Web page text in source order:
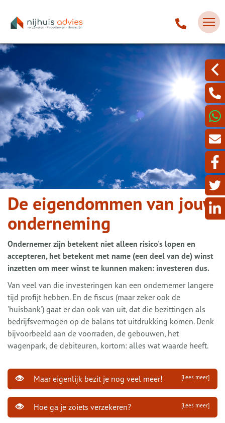
De eigendommen van jouw
onderneming
Ondernemer zijn betekent niet alleen risico's lopen en
accepteren, het betekent met name (een deel van de) winst
inzetten om meer winst te kunnen maken: investeren dus.
Van veel van die investeringen kan een ondernemer langere
tijd profijt hebben. En de fiscus (maar zeker ook de
'huisbank') gaat er dan ook van uit, dat die bezittingen als
bedrijfsvermogen op de balans tot uitdrukking komen. Denk
bijvoorbeeld aan de voorraden, de gebouwen, het
wagenpark, de debiteuren, kortom: alles wat waarde heeft.
Maar eigenlijk bezit je nog veel meer! [Lees meer]
Hoe ga je zoiets verzekeren? [Lees meer]